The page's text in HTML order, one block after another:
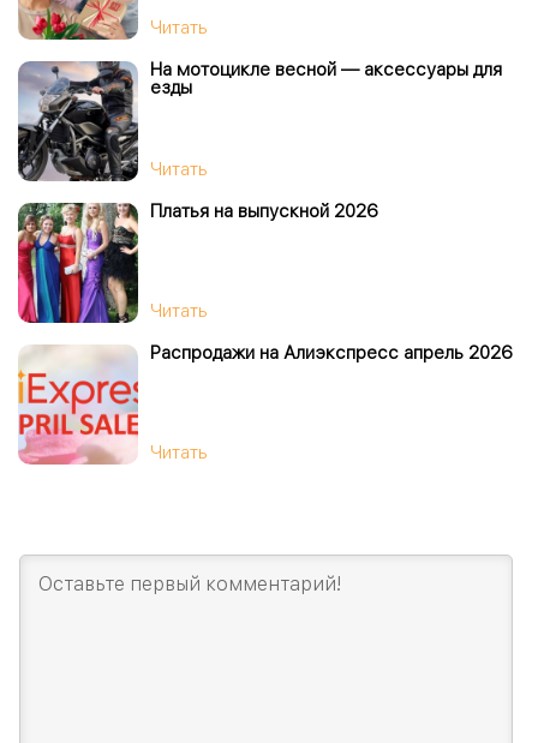
Читать
На мотоцикле весной — аксессуары для
езды
Читать
Платья на выпускной 2026
Читать
Распродажи на Алиэкспресс апрель 2026
Читать